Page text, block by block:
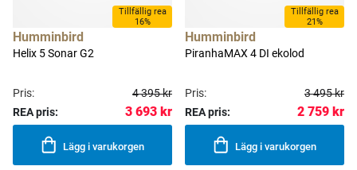
Tillfällig rea
16%
Humminbird
Helix 5 Sonar G2
Pris:
4 395 kr
REA pris:
3 693 kr
Lägg i varukorgen
Tillfällig rea
21%
Humminbird
PiranhaMAX 4 DI ekolod
Pris:
3 495 kr
REA pris:
2 759 kr
Lägg i varukorgen